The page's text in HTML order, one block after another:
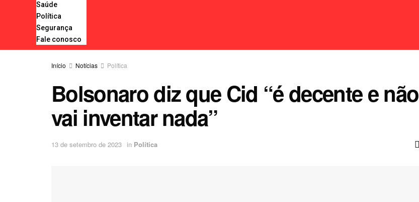
Saúde
Política
Segurança
Fale conosco
Início Notícias Política
Bolsonaro diz que Cid “é decente e não
vai inventar nada”
13 de setembro de 2023 in Política